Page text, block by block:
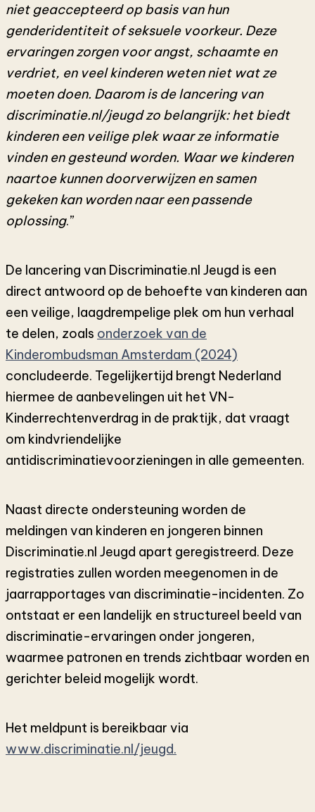
niet geaccepteerd op basis van hun
genderidentiteit of seksuele voorkeur. Deze
ervaringen zorgen voor angst, schaamte en
verdriet, en veel kinderen weten niet wat ze
moeten doen. Daarom is de lancering van
discriminatie.nl/jeugd zo belangrijk: het biedt
kinderen een veilige plek waar ze informatie
vinden en gesteund worden. Waar we kinderen
naartoe kunnen doorverwijzen en samen
gekeken kan worden naar een passende
oplossing.”
De lancering van Discriminatie.nl Jeugd is een
direct antwoord op de behoefte van kinderen aan
een veilige, laagdrempelige plek om hun verhaal
te delen, zoals onderzoek van de
Kinderombudsman Amsterdam (2024)
concludeerde. Tegelijkertijd brengt Nederland
hiermee de aanbevelingen uit het VN-
Kinderrechtenverdrag in de praktijk, dat vraagt
om kindvriendelijke
antidiscriminatievoorzieningen in alle gemeenten.
Naast directe ondersteuning worden de
meldingen van kinderen en jongeren binnen
Discriminatie.nl Jeugd apart geregistreerd. Deze
registraties zullen worden meegenomen in de
jaarrapportages van discriminatie-incidenten. Zo
ontstaat er een landelijk en structureel beeld van
discriminatie-ervaringen onder jongeren,
waarmee patronen en trends zichtbaar worden en
gerichter beleid mogelijk wordt.
Het meldpunt is bereikbaar via
www.discriminatie.nl/jeugd.